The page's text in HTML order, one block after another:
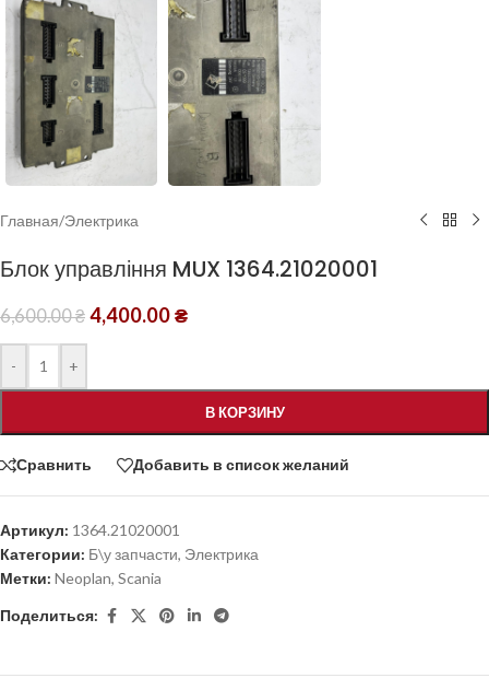
Главная/Электрика
Блок управління MUX 1364.21020001
6,600.00₴ 4,400.00₴
- +
В КОРЗИНУ
Сравнить Добавить в список желаний
Артикул: 1364.21020001
Категории: Б\у запчасти, Электрика
Метки: Neoplan, Scania
Поделиться: